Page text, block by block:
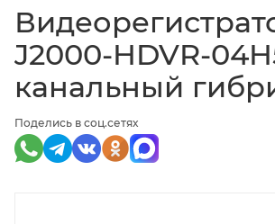
Поделись в соц.сетях
J2000-HDVR-
канальный